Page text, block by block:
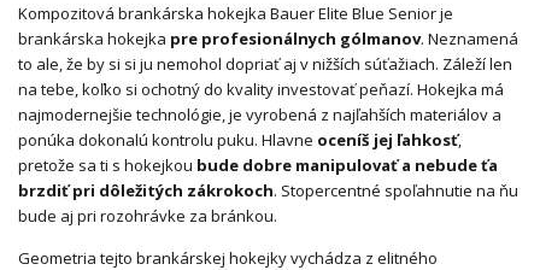
Kompozitová brankárska hokejka Bauer Elite Blue Senior je
brankárska hokejka pre profesionálnych gólmanov. Neznamená
to ale, že by si si ju nemohol dopriať aj v nižších súťažiach. Záleží len
na tebe, koľko si ochotný do kvality investovať peňazí. Hokejka má
najmodernejšie technológie, je vyrobená z najľahších materiálov a
ponúka dokonalú kontrolu puku. Hlavne oceníš jej ľahkosť,
pretože sa ti s hokejkou bude dobre manipulovať a nebude ťa
brzdiť pri dôležitých zákrokoch. Stopercentné spoľahnutie na ňu
bude aj pri rozohrávke za bránkou.
Geometria tejto brankárskej hokejky vychádza z elitného